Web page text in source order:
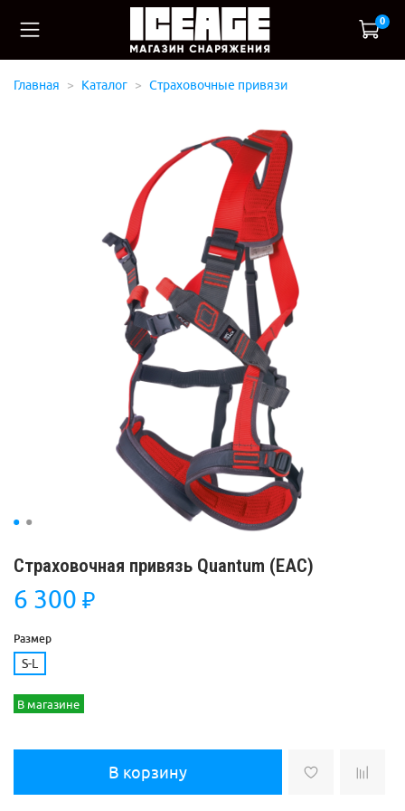
0
Главная Каталог Страховочные привязи
Страховочная привязь Quantum (ЕАС)
6 300 ₽
Размер
S-L
В магазине
В корзину